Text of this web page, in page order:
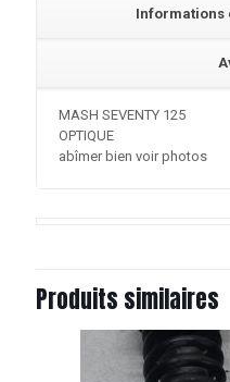
Informations
MASH SEVENTY 125
OPTIQUE
abîmer bien voir photos
Produits similaires